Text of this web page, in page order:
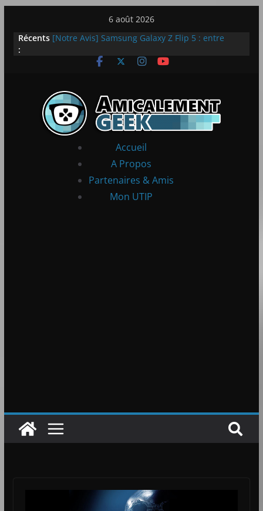
contenu
6 août 2026
Récents
:
[Notre Avis] Samsung Galaxy Z Flip 5 : entre
[PS5] New World Aeternum [Notre Avis]
LEGO dévoile la LEGO Technic McLaren P1
Accueil
A Propos
Partenaires & Amis
Mon UTIP